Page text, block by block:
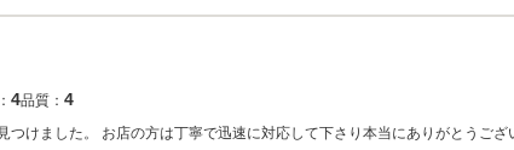
4品質： 4
けました。 お店の方は丁寧で迅速に対応して下さり本当にありがとうご